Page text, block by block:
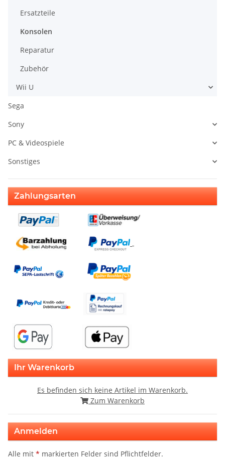
Ersatzteile
Konsolen
Reparatur
Zubehör
Wii U
Sega
Sony
PC & Videospiele
Sonstiges
Zahlungsarten
Ihr Warenkorb
Es befinden sich keine Artikel im Warenkorb.
Zum Warenkorb
Anmelden
Alle mit * markierten Felder sind Pflichtfelder.